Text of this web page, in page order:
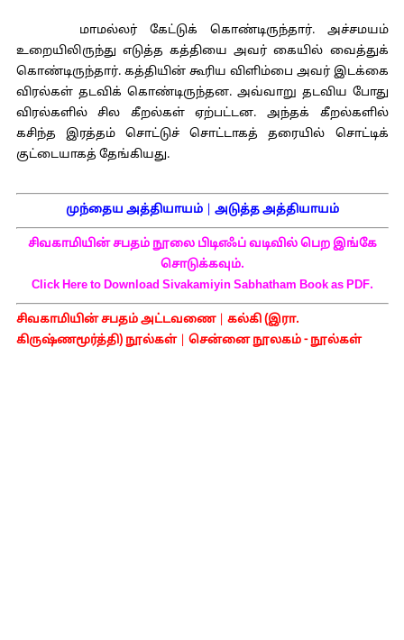
மாமல்லர் கேட்டுக் கொண்டிருந்தார். அச்சமயம்
உறையிலிருந்து எடுத்த கத்தியை அவர் கையில் வைத்துக்
கொண்டிருந்தார். கத்தியின் கூரிய விளிம்பை அவர் இடக்கை
விரல்கள் தடவிக் கொண்டிருந்தன. அவ்வாறு தடவிய போது
விரல்களில் சில கீறல்கள் ஏற்பட்டன. அந்தக் கீறல்களில்
கசிந்த இரத்தம் சொட்டுச் சொட்டாகத் தரையில் சொட்டிக்
குட்டையாகத் தேங்கியது.
முந்தைய அத்தியாயம்| அடுத்த அத்தியாயம்
சிவகாமியின் சபதம் நூலை பிடிஎஃப் வடிவில் பெற இங்கே
சொடுக்கவும்.
Click Here to Download Sivakamiyin Sabhatham Book as PDF.
சிவகாமியின் சபதம் அட்டவணை| கல்கி (இரா.
கிருஷ்ணமூர்த்தி) நூல்கள்| சென்னை நூலகம் - நூல்கள்